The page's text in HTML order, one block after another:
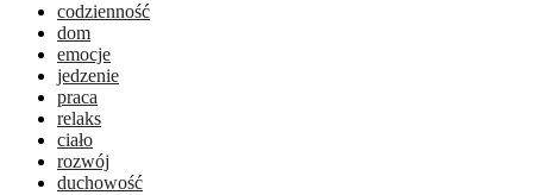
codzienność
dom
emocje
jedzenie
praca
relaks
ciało
rozwój
duchowość